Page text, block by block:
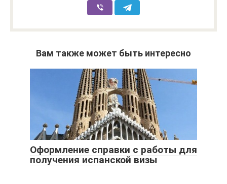
Вам также может быть интересно
Оформление справки с работы для
получения испанской визы